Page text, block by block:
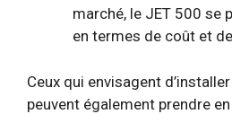
marché, le JET 500 se
en termes de coût et
Ceux qui envisagent
peuvent également prendre